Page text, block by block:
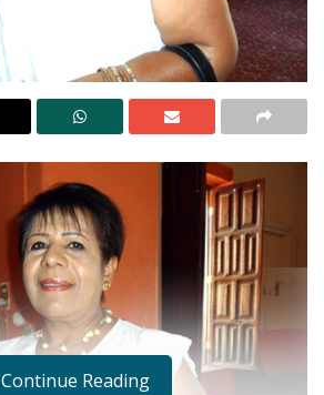
Continue Reading